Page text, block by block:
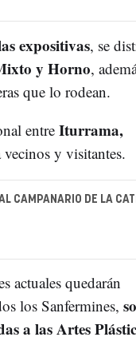
expositivas, se
y Horno,
que lo rodean.
entreIturrama,
y visitantes.
CAMPANARIO DE LA
actuales quedarán
los Sanfermines,
a las Artes